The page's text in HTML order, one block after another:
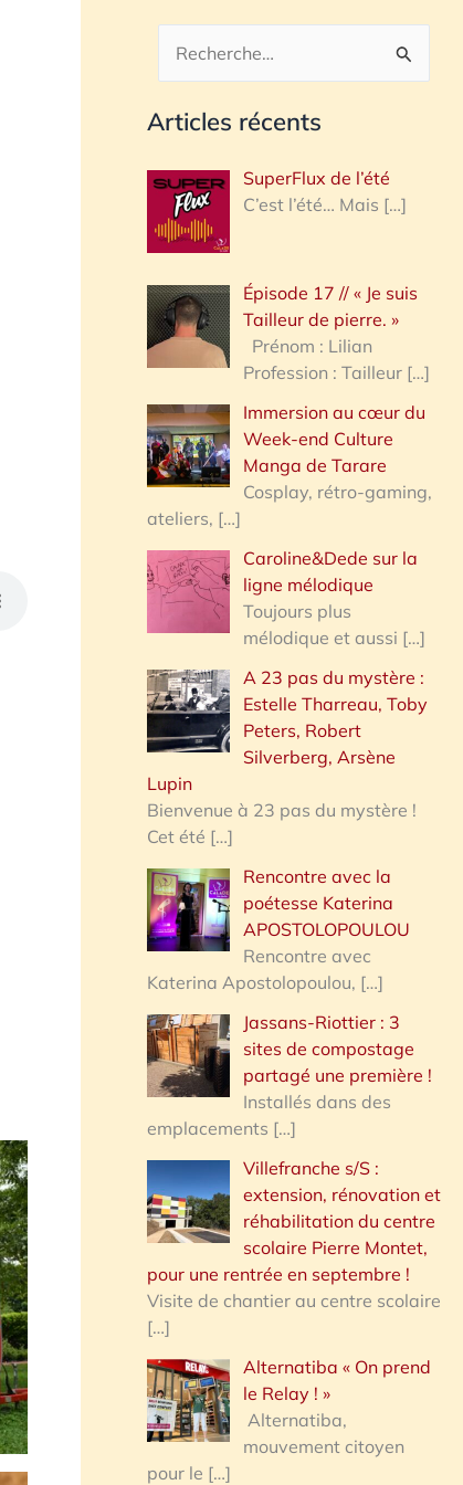
c
h
r
h
e
:
Articles récents
SuperFlux de l’été
C’est l’été… Mais […]
Épisode 17 // « Je suis
Tailleur de pierre. »
Prénom : Lilian
Profession : Tailleur […]
Immersion au cœur du
Week-end Culture
Manga de Tarare
Cosplay, rétro-gaming,
ateliers, […]
Caroline&Dede sur la
ligne mélodique
Toujours plus
mélodique et aussi […]
A 23 pas du mystère :
Estelle Tharreau, Toby
Peters, Robert
Silverberg, Arsène
Lupin
Bienvenue à 23 pas du mystère !
Cet été […]
Rencontre avec la
poétesse Katerina
APOSTOLOPOULOU
Rencontre avec
Katerina Apostolopoulou, […]
Jassans-Riottier : 3
sites de compostage
partagé une première !
Installés dans des
emplacements […]
Villefranche s/S :
extension, rénovation et
réhabilitation du centre
scolaire Pierre Montet,
pour une rentrée en septembre !
Visite de chantier au centre scolaire
[…]
Alternatiba « On prend
le Relay ! »
Alternatiba,
mouvement citoyen
pour le […]